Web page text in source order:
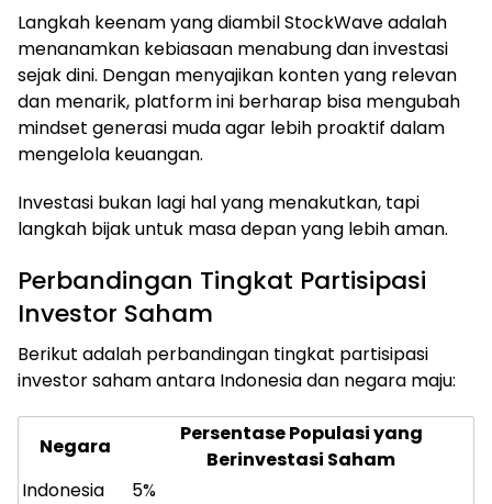
Langkah keenam yang diambil StockWave adalah
menanamkan kebiasaan menabung dan investasi
sejak dini. Dengan menyajikan konten yang relevan
dan menarik, platform ini berharap bisa mengubah
mindset generasi muda agar lebih proaktif dalam
mengelola keuangan.
Investasi bukan lagi hal yang menakutkan, tapi
langkah bijak untuk masa depan yang lebih aman.
Perbandingan Tingkat Partisipasi
Investor Saham
Berikut adalah perbandingan tingkat partisipasi
investor saham antara Indonesia dan negara maju:
Negara
Persentase Populasi yang
Berinvestasi Saham
Indonesia
5%